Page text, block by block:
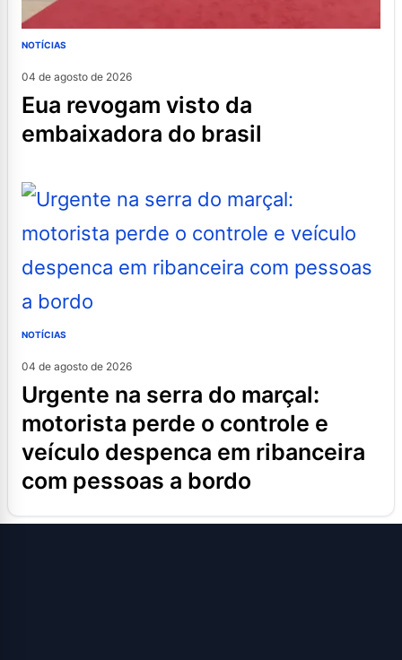
NOTÍCIAS
04 de agosto de 2026
eua revogam visto da
embaixadora do brasil
NOTÍCIAS
04 de agosto de 2026
urgente na serra do marçal:
motorista perde o controle e
veículo despenca em ribanceira
com pessoas a bordo